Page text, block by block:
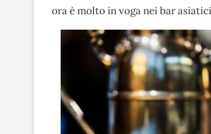
ora è molto in voga nei bar